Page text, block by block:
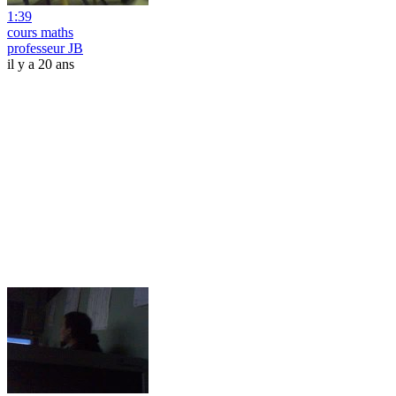
1:39
cours maths
professeur JB
il y a 20 ans